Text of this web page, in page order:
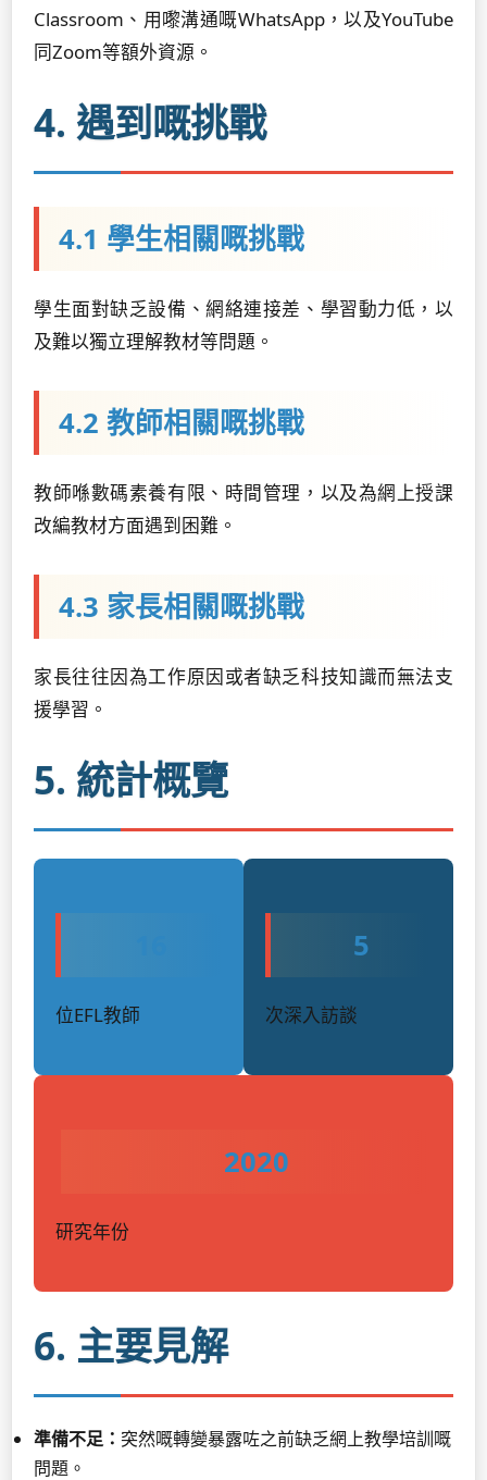
Classroom、用嚟溝通嘅WhatsApp，以及YouTube
同Zoom等額外資源。
4. 遇到嘅挑戰
4.1 學生相關嘅挑戰
學生面對缺乏設備、網絡連接差、學習動力低，以
及難以獨立理解教材等問題。
4.2 教師相關嘅挑戰
教師喺數碼素養有限、時間管理，以及為網上授課
改編教材方面遇到困難。
4.3 家長相關嘅挑戰
家長往往因為工作原因或者缺乏科技知識而無法支
援學習。
5. 統計概覽
位EFL教師
5
次深入訪談
2020
研究年份
6. 主要見解
準備不足： 突然嘅轉變暴露咗之前缺乏網上教學培訓嘅
問題。